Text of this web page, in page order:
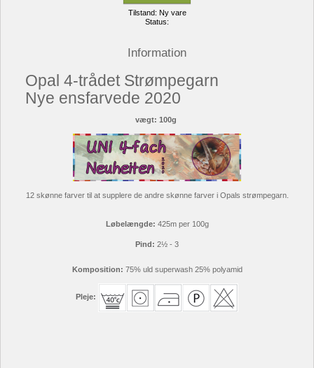
Tilstand: Ny vare
Status:
Information
Opal 4-trådet Strømpegarn
Nye ensfarvede 2020
vægt: 100g
12 skønne farver til at supplere de andre skønne farver i Opals strømpegarn.
Løbelængde: 425m per 100g
Pind: 2½ - 3
Komposition: 75% uld superwash 25% polyamid
Pleje: